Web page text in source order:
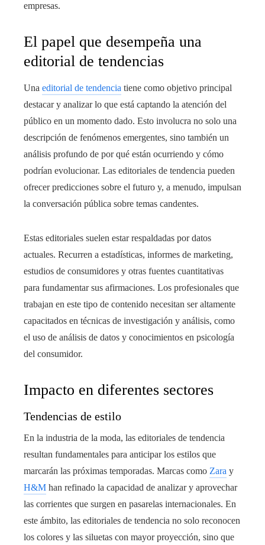
empresas.
El papel que desempeña una
editorial de tendencias
Una editorial de tendencia tiene como objetivo principal
destacar y analizar lo que está captando la atención del
público en un momento dado. Esto involucra no solo una
descripción de fenómenos emergentes, sino también un
análisis profundo de por qué están ocurriendo y cómo
podrían evolucionar. Las editoriales de tendencia pueden
ofrecer predicciones sobre el futuro y, a menudo, impulsan
la conversación pública sobre temas candentes.
Estas editoriales suelen estar respaldadas por datos
actuales. Recurren a estadísticas, informes de marketing,
estudios de consumidores y otras fuentes cuantitativas
para fundamentar sus afirmaciones. Los profesionales que
trabajan en este tipo de contenido necesitan ser altamente
capacitados en técnicas de investigación y análisis, como
el uso de análisis de datos y conocimientos en psicología
del consumidor.
Impacto en diferentes sectores
Tendencias de estilo
En la industria de la moda, las editoriales de tendencia
resultan fundamentales para anticipar los estilos que
marcarán las próximas temporadas. Marcas como Zara y
H&M han refinado la capacidad de analizar y aprovechar
las corrientes que surgen en pasarelas internacionales. En
este ámbito, las editoriales de tendencia no solo reconocen
los colores y las siluetas con mayor proyección, sino que